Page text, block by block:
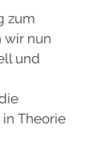
zum
wir nun
und
Theorie